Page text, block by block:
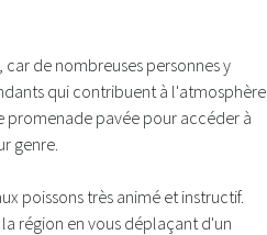
de nombreuses personnes y
qui contribuent à l'atmosphère
promenade pavée pour accéder à
genre.
poissons très animé et instructif.
région en vous déplaçant d'un